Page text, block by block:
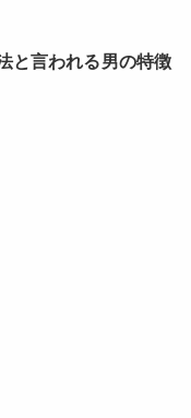
と言われる男の特徴